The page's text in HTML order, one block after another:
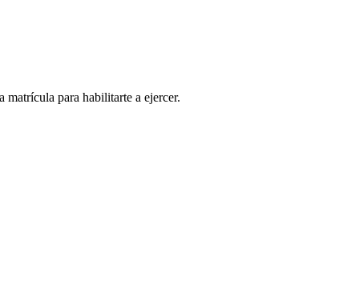
para habilitarte a ejercer.